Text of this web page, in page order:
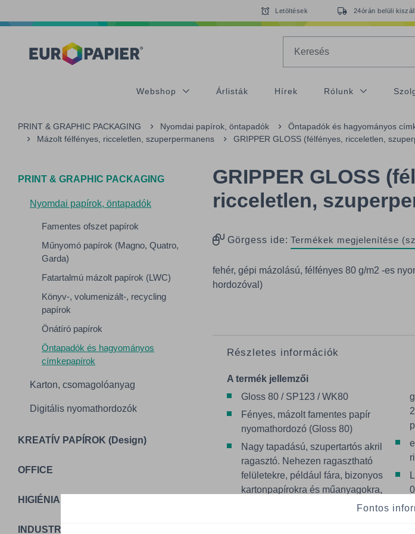
Letöltések 24órán belüli
Webshop Árlisták Hírek Rólunk
PRINT & GRAPHIC PACKAGING Nyomdai papírok, öntapadók Öntapadók és hagyományos
Mázolt félfényes, ricceletlen, szuperpermanens
GRIPPER GLOSS (félfényes, ricceletlen,
PRINT & GRAPHIC PACKAGING
Nyomdai papírok, öntapadók
Famentes ofszet papírok
Műnyomó papírok (Magno, Quatro,
Garda)
Fatartalmú mázolt papírok (LWC)
Könyv-, volumenizált-, recycling
papírok
Önátíró papírok
Öntapadók és hagyományos
címkepapírok
Karton, csomagolóanyag
Digitális nyomathordozók
KREATÍV PAPÍROK (Design)
OFFICE
HIGIÉNIA
INDUSTRIAL PACKAGING
GRIPPER GLOSS
ricceletlen,
Görgess ide: Termékek megjelenítése
fehér, gépi mázolású, félfényes 80 g/m2 -es
hordozóval)
Részletes információk
A termék jellemzői
Gloss 80 / SP123 / WK80
Fényes, mázolt famentes papír
nyomathordozó (Gloss 80)
Nagy tapadású, szupertartós akril
ragasztó. Nehezen ragasztható
felületekre, például fára, bizonyos
kartonpapírokra és műanyagokra,
például HDPE-re, PP-re, PET-re
Fontos